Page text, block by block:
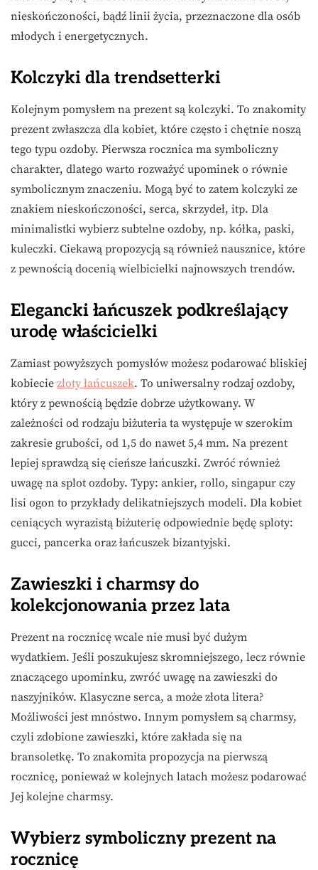
nieskończoności, bądź linii życia, przeznaczone dla osób
młodych i energetycznych.
Kolczyki dla trendsetterki
Kolejnym pomysłem na prezent są kolczyki. To znakomity
prezent zwłaszcza dla kobiet, które często i chętnie noszą
tego typu ozdoby. Pierwsza rocznica ma symboliczny
charakter, dlatego warto rozważyć upominek o równie
symbolicznym znaczeniu. Mogą być to zatem kolczyki ze
znakiem nieskończoności, serca, skrzydeł, itp. Dla
minimalistki wybierz subtelne ozdoby, np. kółka, paski,
kuleczki. Ciekawą propozycją są również nausznice, które
z pewnością docenią wielbicielki najnowszych trendów.
Elegancki łańcuszek podkreślający
urodę właścicielki
Zamiast powyższych pomysłów możesz podarować bliskiej
kobiecie złoty łańcuszek. To uniwersalny rodzaj ozdoby,
który z pewnością będzie dobrze użytkowany. W
zależności od rodzaju biżuteria ta występuje w szerokim
zakresie grubości, od 1,5 do nawet 5,4 mm. Na prezent
lepiej sprawdzą się cieńsze łańcuszki. Zwróć również
uwagę na splot ozdoby. Typy: ankier, rollo, singapur czy
lisi ogon to przykłady delikatniejszych modeli. Dla kobiet
ceniących wyrazistą biżuterię odpowiednie będę sploty:
gucci, pancerka oraz łańcuszek bizantyjski.
Zawieszki i charmsy do
kolekcjonowania przez lata
Prezent na rocznicę wcale nie musi być dużym
wydatkiem. Jeśli poszukujesz skromniejszego, lecz równie
znaczącego upominku, zwróć uwagę na zawieszki do
naszyjników. Klasyczne serca, a może złota litera?
Możliwości jest mnóstwo. Innym pomysłem są charmsy,
czyli zdobione zawieszki, które zakłada się na
bransoletkę. To znakomita propozycja na pierwszą
rocznicę, ponieważ w kolejnych latach możesz podarować
Jej kolejne charmsy.
Wybierz symboliczny prezent na
rocznicę